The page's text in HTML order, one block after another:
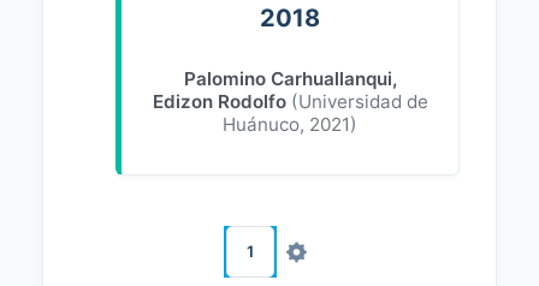
2018
Palomino Carhuallanqui,
Edizon Rodolfo (Universidad de
Huánuco, 2021)
1